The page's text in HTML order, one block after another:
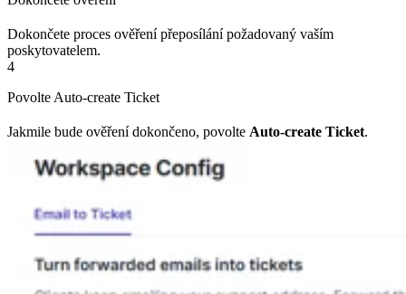
Dokončete proces ověření přeposílání požadovaný vaším
poskytovatelem.
4
Povolte Auto-create Ticket
Jakmile bude ověření dokončeno, povolte Auto-create Ticket.